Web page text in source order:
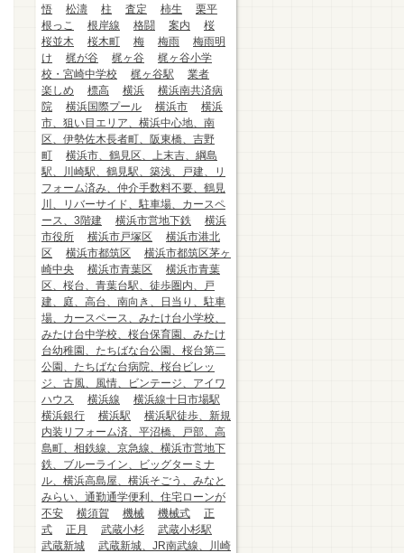
悟
松濤 柱 査定 柿生
栗平
根っこ
根岸線 格闘 案内
桜
桜並木
桜木町 梅 梅雨
梅雨明
け
梶が谷 梶ヶ谷
梶ヶ谷小学
校・宮崎中学校
梶ヶ谷駅
業者
楽しめ
標高 横浜
横浜南共済病
院
横浜国際プール 横浜市
横浜
市、狙い目エリア、横浜中心地、南
区、伊勢佐木長者町、阪東橋、吉野
町
横浜市、鶴見区、上末吉、綱島
駅、川崎駅、鶴見駅、築浅、戸建、リ
フォーム済み、仲介手数料不要、鶴見
川、リバーサイド、駐車場、カースペ
ース、3階建
横浜市営地下鉄
横浜
市役所
横浜市戸塚区
横浜市港北
区
横浜市都筑区
横浜市都筑区茅ヶ
崎中央
横浜市青葉区
横浜市青葉
区、桜台、青葉台駅、徒歩圏内、戸
建、庭、高台、南向き、日当り、駐車
場、カースペース、みたけ台小学校、
みたけ台中学校、桜台保育園、みたけ
台幼稚園、たちばな台公園、桜台第二
公園、たちばな台病院、桜台ビレッ
ジ、古風、風情、ビンテージ、アイワ
ハウス
横浜線
横浜線十日市場駅
横浜銀行
横浜駅
横浜駅徒歩、新規
内装リフォーム済、平沼橋、戸部、高
島町、相鉄線、京急線、横浜市営地下
鉄、ブルーライン、ビッグターミナ
ル、横浜高島屋、横浜そごう、みなと
みらい、通勤通学便利、住宅ローンが
不安
横須賀 機械 機械式
正
式
正月 武蔵小杉
武蔵小杉駅
武蔵新城
武蔵新城、JR南武線、川崎